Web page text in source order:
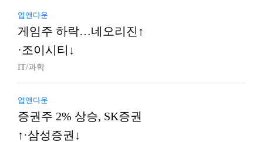
업앤다운
게임주 하락…네오리진↑
·조이시티↓
IT/과학
업앤다운
증권주 2% 상승, SK증권
↑·삼성증권↓